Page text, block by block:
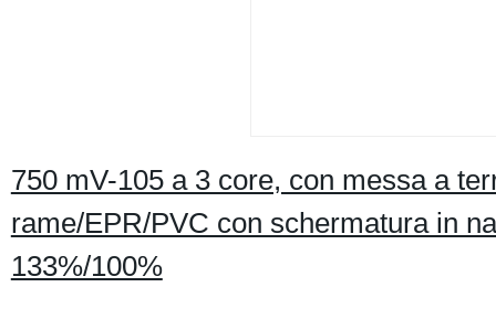
750 mV-105 a 3 core, con messa a
rame/EPR/PVC con schermatura in
133%/100%